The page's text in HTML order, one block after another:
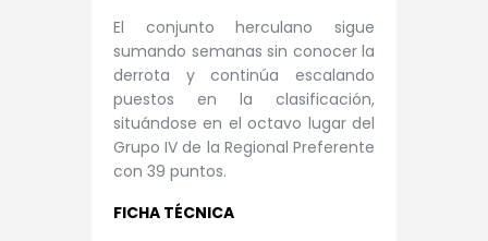
El conjunto herculano sigue
sumando semanas sin conocer la
derrota y continúa escalando
puestos en la clasificación,
situándose en el octavo lugar del
Grupo IV de la Regional Preferente
con 39 puntos.
FICHA TÉCNICA